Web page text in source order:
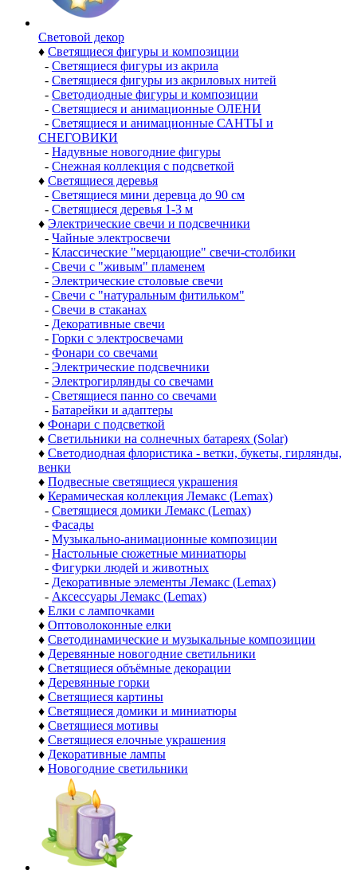
Световой декор
♦ Светящиеся фигуры и композиции
- Светящиеся фигуры из акрила
- Светящиеся фигуры из акриловых нитей
- Светодиодные фигуры и композиции
- Светящиеся и анимационные ОЛЕНИ
- Светящиеся и анимационные САНТЫ и
СНЕГОВИКИ
- Надувные новогодние фигуры
- Снежная коллекция с подсветкой
♦ Светящиеся деревья
- Светящиеся мини деревца до 90 см
- Светящиеся деревья 1-3 м
♦ Электрические свечи и подсвечники
- Чайные электросвечи
- Классические "мерцающие" свечи-столбики
- Свечи с "живым" пламенем
- Электрические столовые свечи
- Свечи с "натуральным фитильком"
- Свечи в стаканах
- Декоративные свечи
- Горки с электросвечами
- Фонари со свечами
- Электрические подсвечники
- Электрогирлянды со свечами
- Светящиеся панно со свечами
- Батарейки и адаптеры
♦ Фонари с подсветкой
♦ Светильники на солнечных батареях (Solar)
♦ Светодиодная флористика - ветки, букеты, гирлянды,
венки
♦ Подвесные светящиеся украшения
♦ Керамическая коллекция Лемакс (Lemax)
- Светящиеся домики Лемакс (Lemax)
- Фасады
- Музыкально-анимационные композиции
- Настольные сюжетные миниатюры
- Фигурки людей и животных
- Декоративные элементы Лемакс (Lemax)
- Аксессуары Лемакс (Lemax)
♦ Елки с лампочками
♦ Оптоволоконные елки
♦ Светодинамические и музыкальные композиции
♦ Деревянные новогодние светильники
♦ Светящиеся объёмные декорации
♦ Деревянные горки
♦ Светящиеся картины
♦ Светящиеся домики и миниатюры
♦ Светящиеся мотивы
♦ Светящиеся елочные украшения
♦ Декоративные лампы
♦ Новогодние светильники